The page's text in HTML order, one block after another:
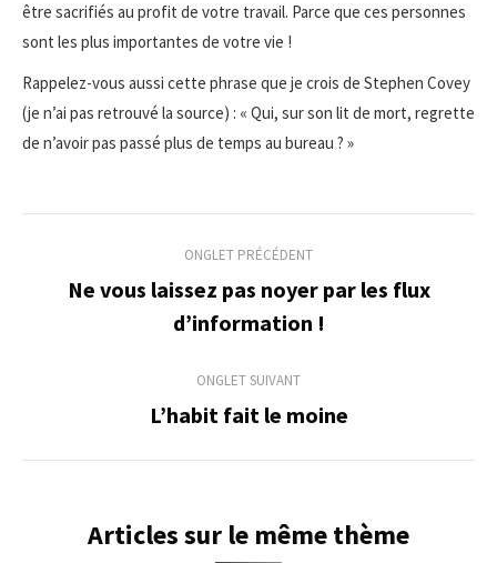
être sacrifiés au profit de votre travail. Parce que ces personnes
sont les plus importantes de votre vie !
Rappelez-vous aussi cette phrase que je crois de Stephen Covey
(je n’ai pas retrouvé la source) : « Qui, sur son lit de mort, regrette
de n’avoir pas passé plus de temps au bureau ? »
commentaire
ONGLET PRÉCÉDENT
Onglet
précédent
Ne vous laissez pas noyer par les flux
d’information !
ONGLET SUIVANT
Onglet
L’habit fait le moine
Articles sur le même thème